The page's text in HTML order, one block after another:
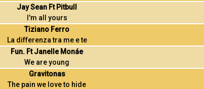
Jay Sean Ft Pitbull
I'm all yours
Tiziano Ferro
La differenza tra me e te
Fun. Ft Janelle Monáe
We are young
Gravitonas
The pain we love to hide